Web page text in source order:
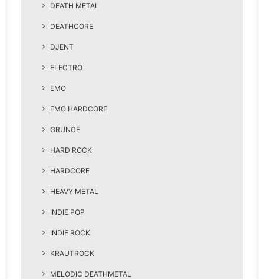
DEATH METAL
DEATHCORE
DJENT
ELECTRO
EMO
EMO HARDCORE
GRUNGE
HARD ROCK
HARDCORE
HEAVY METAL
INDIE POP
INDIE ROCK
KRAUTROCK
MELODIC DEATHMETAL